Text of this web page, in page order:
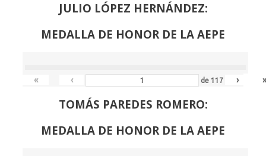
JULIO LÓPEZ HERNÁNDEZ:
MEDALLA DE HONOR DE LA AEPE
« ‹ de117 ›
TOMÁS PAREDES ROMERO:
MEDALLA DE HONOR DE LA AEPE